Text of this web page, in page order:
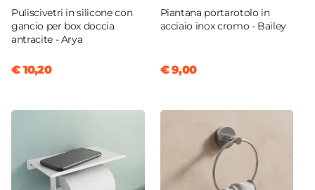
Puliscivetri in silicone con
gancio per box doccia
antracite - Arya
€ 10,20
Piantana portarotolo in
acciaio inox cromo - Bailey
€ 9,00